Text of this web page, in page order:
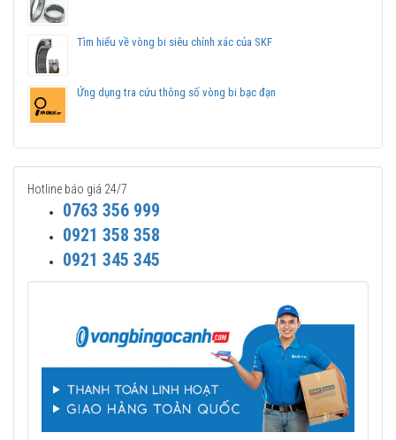
Tìm hiểu về vòng bi siêu chính xác của SKF
Ứng dụng tra cứu thông số vòng bi bạc đạn
Hotline báo giá 24/7
0763 356 999
0921 358 358
0921 345 345